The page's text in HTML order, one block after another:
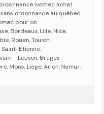
ivomec achat
ordonnance au québec
pour on
Bordeaux, Lille, Nice,
Rouen, Toulon,
Saint-Etienne.
– Leuven, Bruges –
Mons, Liege, Arlon, Namur,